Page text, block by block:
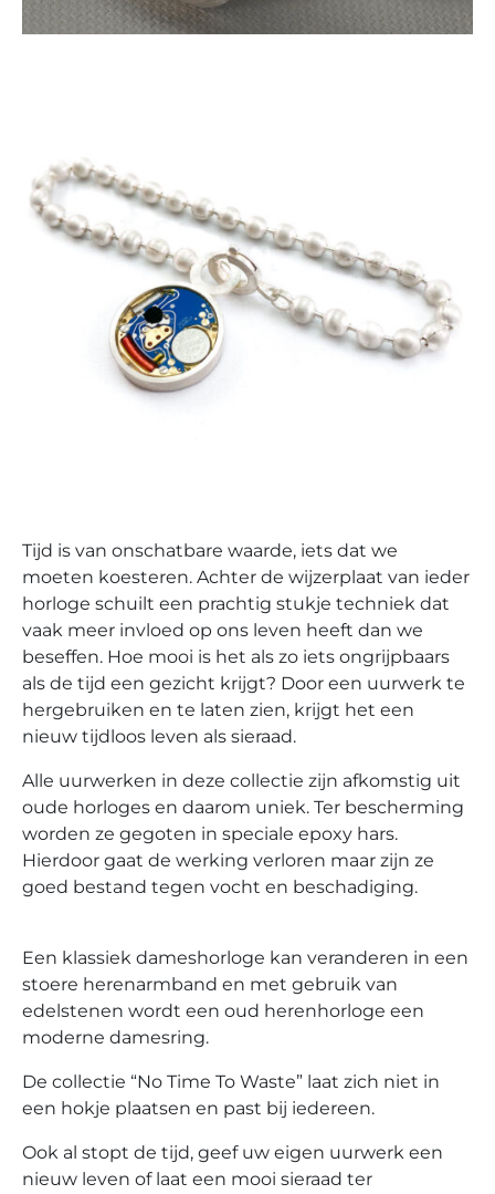
Tijd is van onschatbare waarde, iets dat we
moeten koesteren. Achter de wijzerplaat van ieder
horloge schuilt een prachtig stukje techniek dat
vaak meer invloed op ons leven heeft dan we
beseffen. Hoe mooi is het als zo iets ongrijpbaars
als de tijd een gezicht krijgt? Door een uurwerk te
hergebruiken en te laten zien, krijgt het een
nieuw tijdloos leven als sieraad.
Alle uurwerken in deze collectie zijn afkomstig uit
oude horloges en daarom uniek. Ter bescherming
worden ze gegoten in speciale epoxy hars.
Hierdoor gaat de werking verloren maar zijn ze
goed bestand tegen vocht en beschadiging.
Een klassiek dameshorloge kan veranderen in een
stoere herenarmband en met gebruik van
edelstenen wordt een oud herenhorloge een
moderne damesring.
De collectie “No Time To Waste” laat zich niet in
een hokje plaatsen en past bij iedereen.
Ook al stopt de tijd, geef uw eigen uurwerk een
nieuw leven of laat een mooi sieraad ter